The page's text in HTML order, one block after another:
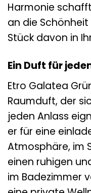
Harmonie
an die
Stück davon in
Ein Duft für
Etro Galatea
Raumduft, der
jeden Anlass
er für eine
Atmosphäre, im
einen ruhigen
im Badezimmer